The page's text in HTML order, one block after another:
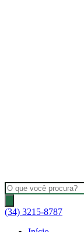
Pesquisar
produtos
(34) 3215-8787